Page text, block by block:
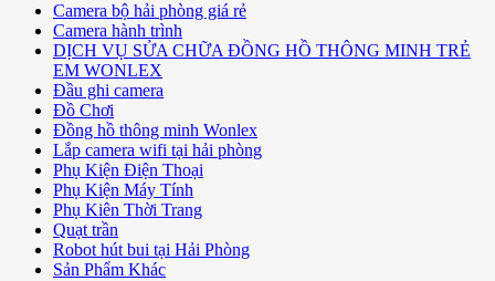
Camera bộ hải phòng giá rẻ
Camera hành trình
DỊCH VỤ SỬA CHỮA ĐỒNG HỒ THÔNG MINH TRẺ
EM WONLEX
Đầu ghi camera
Đồ Chơi
Đồng hồ thông minh Wonlex
Lắp camera wifi tại hải phòng
Phụ Kiện Điện Thoại
Phụ Kiện Máy Tính
Phụ Kiên Thời Trang
Quạt trần
Robot hút bui tại Hải Phòng
Sản Phẩm Khác